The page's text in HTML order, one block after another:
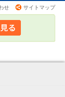
せ サイトマップ